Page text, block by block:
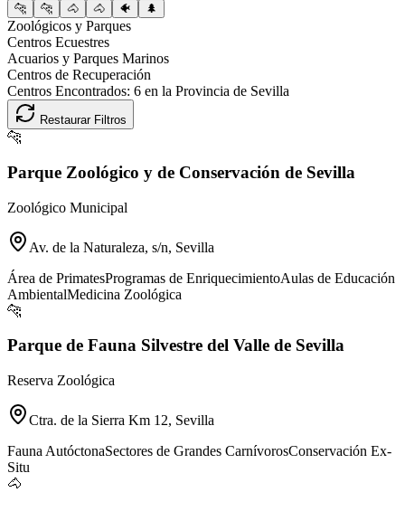
🐆 🐆 🐴 🐴 🐠 🌲
Zoológicos y Parques
Centros Ecuestres
Acuarios y Parques Marinos
Centros de Recuperación
Centros Encontrados: 6 en la Provincia de Sevilla
Restaurar Filtros
🐆
Parque Zoológico y de Conservación de Sevilla
Zoológico Municipal
Av. de la Naturaleza, s/n, Sevilla
Área de PrimatesProgramas de EnriquecimientoAulas de Educación
AmbientalMedicina Zoológica
🐆
Parque de Fauna Silvestre del Valle de Sevilla
Reserva Zoológica
Ctra. de la Sierra Km 12, Sevilla
Fauna AutóctonaSectores de Grandes CarnívorosConservación Ex-
Situ
🐴